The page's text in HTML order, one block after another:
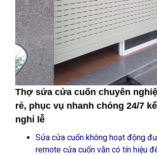
Thợ sửa cửa cuốn chuyên
rẻ, phục vụ nhanh chóng 24/7
nghỉ lễ
Sửa cửa cuốn không hoạt động
remote cửa cuốn vẫn có tín hiệu